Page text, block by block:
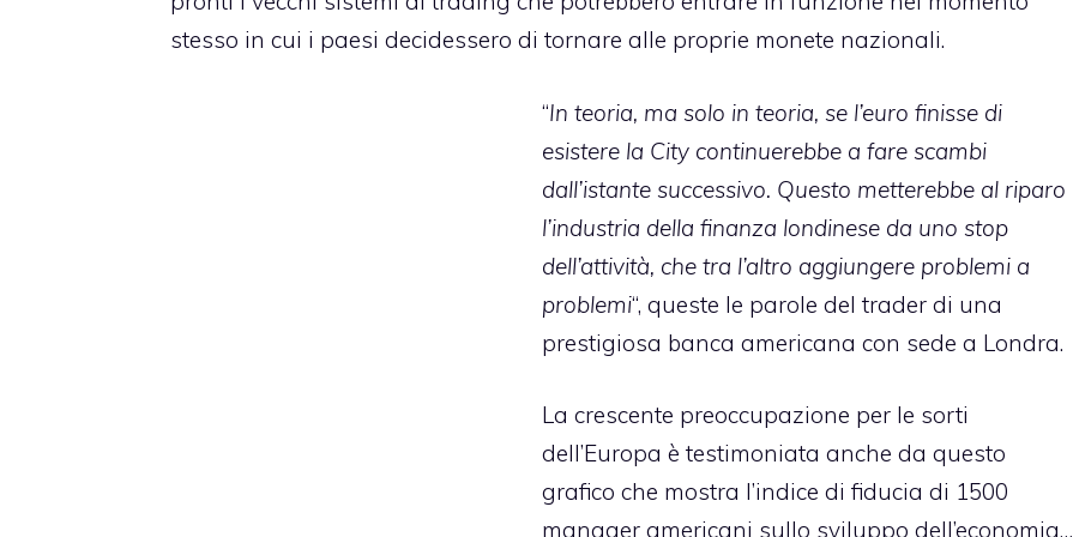
stesso in cui i paesi decidessero di tornare alle proprie monete nazionali.
“In teoria, ma solo in teoria, se l’euro finisse di
esistere la City continuerebbe a fare scambi
dall’istante successivo. Questo metterebbe al riparo
l’industria della finanza londinese da uno stop
dell’attività, che tra l’altro aggiungere problemi a
problemi“, queste le parole del trader di una
prestigiosa banca americana con sede a Londra.
La crescente preoccupazione per le sorti
dell’Europa è testimoniata anche da questo
grafico che mostra l’indice di fiducia di 1500
manager americani sullo sviluppo dell’economia…